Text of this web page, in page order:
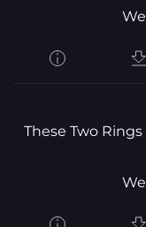
These Two